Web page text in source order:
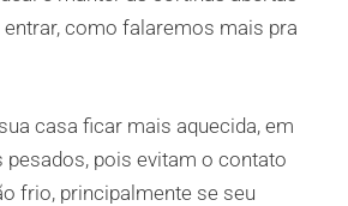
entrar, como falaremos mais pra
casa ficar mais aquecida, em
pois evitam o contato
frio, principalmente se seu